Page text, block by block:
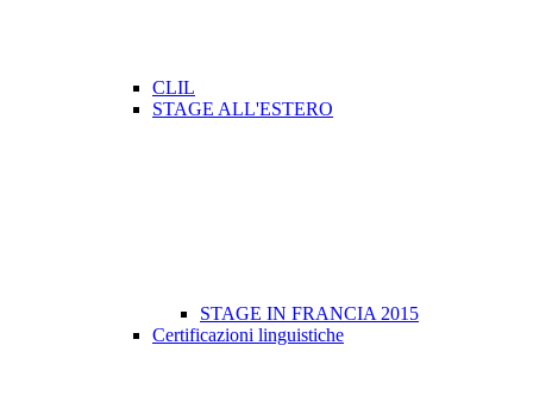
CLIL
STAGE ALL'ESTERO
STAGE IN FRANCIA 2015
Certificazioni linguistiche